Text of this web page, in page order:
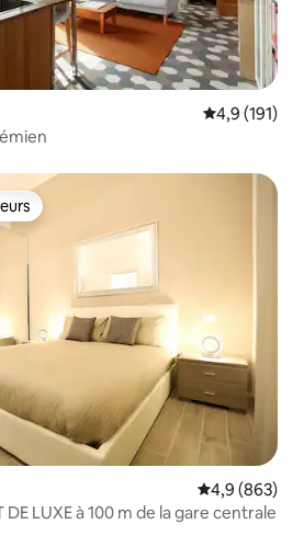
Évaluation
4,9 (191)
Évaluation
4,9 (863)
DE LUXE à 100 m de la gare centrale